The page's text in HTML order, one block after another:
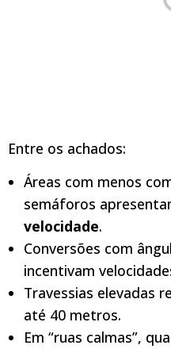
Entre os achados:
Áreas com menos
semáforos
velocidade.
Conversões com
incentivam
Travessias elevadas
até 40 metros.
Em “ruas calmas”,